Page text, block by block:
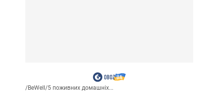
/BeWell /5 поживних домашніх...